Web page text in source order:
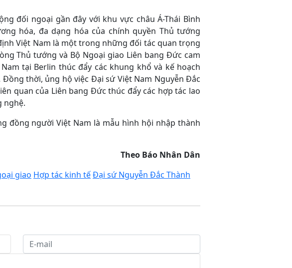
đối ngoại gần đây với khu vực châu Á-Thái Bình
hóa, đa dạng hóa của chính quyền Thủ tướng
Việt Nam là một trong những đối tác quan trọng
Thủ tướng và Bộ Ngoại giao Liên bang Đức cam
tại Berlin thúc đẩy các khung khổ và kế hoạch
thời, ủng hộ việc Đại sứ Việt Nam Nguyễn Đắc
quan của Liên bang Đức thúc đẩy các hợp tác lao
nghệ.
đồng người Việt Nam là mẫu hình hội nhập thành
Theo Báo Nhân Dân
giao Hợp tác kinh tếĐại sứ Nguyễn Đắc Thành